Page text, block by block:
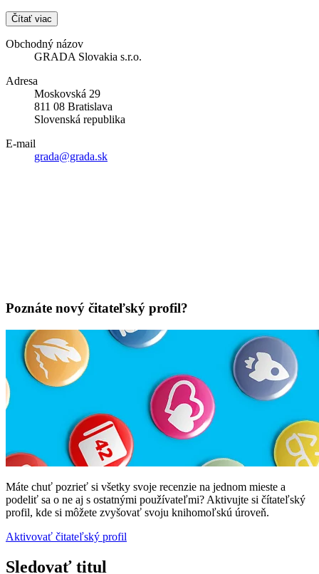
Čítať viac
Obchodný názov
GRADA Slovakia s.r.o.
Adresa
Moskovská 29
811 08 Bratislava
Slovenská republika
E-mail
grada@grada.sk
Poznáte nový čitateľský profil?
Máte chuť pozrieť si všetky svoje recenzie na jednom mieste a
podeliť sa o ne aj s ostatnými používateľmi? Aktivujte si čítateľský
profil, kde si môžete zvyšovať svoju knihomoľskú úroveň.
Aktivovať čitateľský profil
Sledovať titul